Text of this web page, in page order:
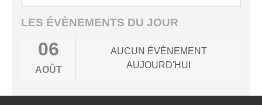
LES ÉVÈNEMENTS DU JOUR
06
AOÛT
AUCUN ÉVÈNEMENT
AUJOURD'HUI